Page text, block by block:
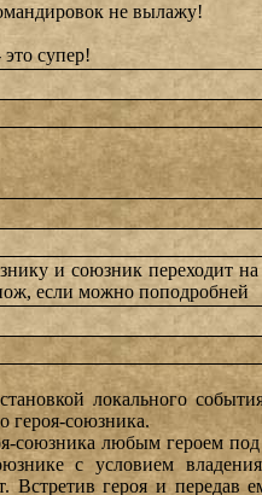
не вылажу!
супер!
и союзник переходит на
если можно поподробней
локального
героя-союзника.
союзника любым героем
с условием
героя и передав